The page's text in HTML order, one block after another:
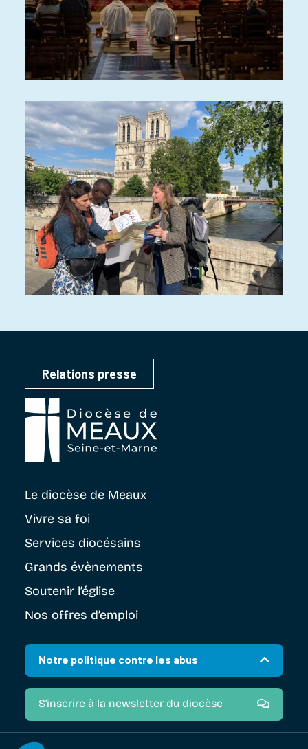
Relations presse
Le diocèse de Meaux
Vivre sa foi
Services diocésains
Grands évènements
Soutenir l’église
Nos offres d’emploi
Notre politique contre les abus
S'inscrire à la newsletter du diocèse